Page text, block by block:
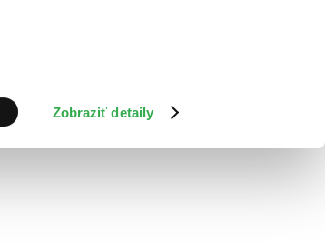
Zobraziť detaily